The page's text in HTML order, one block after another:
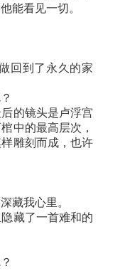
能看见一切。
回到了永久的家
的镜头是卢浮宫
中的最高层次，
雕刻而成，也许
藏我心里。
藏了一首难和的